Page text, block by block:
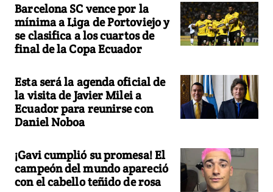
Barcelona SC vence por la
mínima a Liga de Portoviejo y
se clasifica a los cuartos de
final de la Copa Ecuador
Esta será la agenda oficial de
la visita de Javier Milei a
Ecuador para reunirse con
Daniel Noboa
¡Gavi cumplió su promesa! El
campeón del mundo apareció
con el cabello teñido de rosa